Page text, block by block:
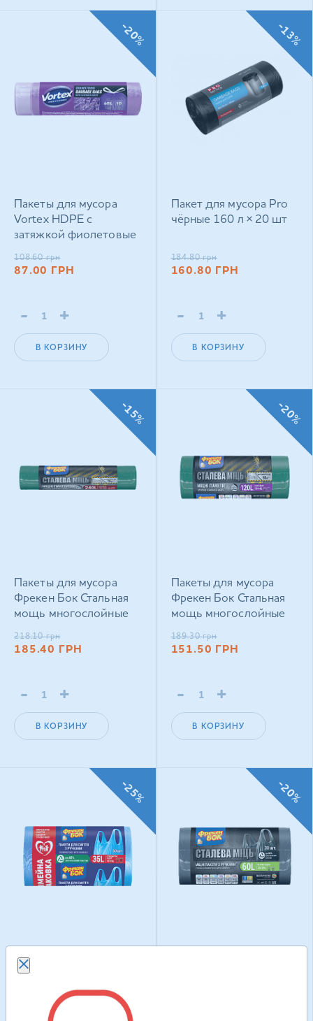
Пакеты для мусора
Vortex HDPE с
затяжкой фиолетовые
л × 10 шт
108.60 грн
87.00 ГРН
- +
В КОРЗИНУ
-20%
Пакет для мусора Pro
чёрные 160 л × 20 шт
184.80 грн
160.80 ГРН
- +
В КОРЗИНУ
-13%
Пакеты для мусора
Фрекен Бок Стальная
мощь многослойные
5 шт
218.10 грн
185.40 ГРН
- +
В КОРЗИНУ
-15%
Пакеты для мусора
Фрекен Бок Стальная
мощь многослойные
10 шт
189.30 грн
151.50 ГРН
- +
В КОРЗИНУ
-20%
Пакеты для мусора
Фрекен Бок с ручками
синие 35 л × 50 шт
грн
-25% -20%